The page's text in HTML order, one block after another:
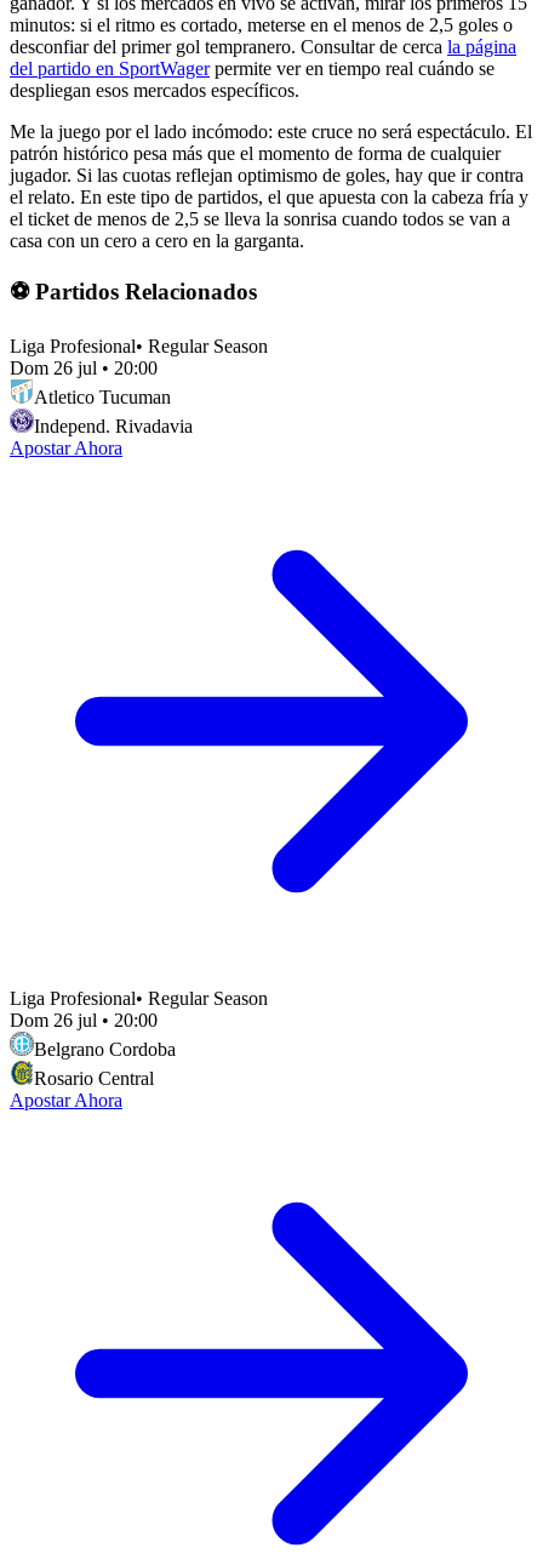
minutos: si el ritmo es cortado, meterse en el menos de 2,5 goles o
desconfiar del primer gol tempranero. Consultar de cerca la página
del partido en SportWagerpermite ver en tiempo real cuándo se
despliegan esos mercados específicos.
Me la juego por el lado incómodo: este cruce no será espectáculo. El
patrón histórico pesa más que el momento de forma de cualquier
jugador. Si las cuotas reflejan optimismo de goles, hay que ir contra
el relato. En este tipo de partidos, el que apuesta con la cabeza fría y
el ticket de menos de 2,5 se lleva la sonrisa cuando todos se van a
casa con un cero a cero en la garganta.
⚽ Partidos Relacionados
Liga Profesional• Regular Season
Dom 26 jul • 20:00
Atletico Tucuman
Independ. Rivadavia
Apostar Ahora
Liga Profesional• Regular Season
Dom 26 jul • 20:00
Belgrano Cordoba
Rosario Central
Apostar Ahora